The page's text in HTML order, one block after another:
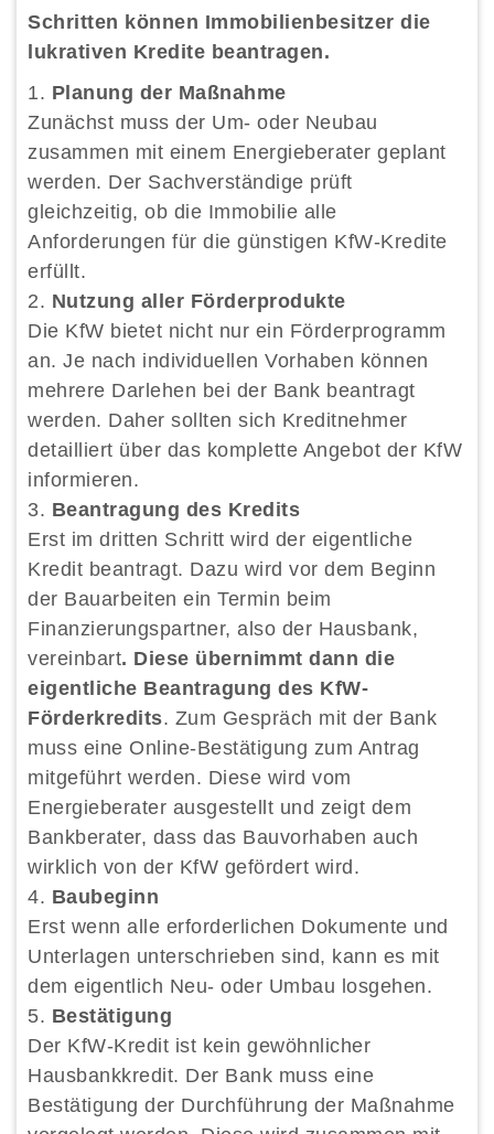
Schritten können Immobilienbesitzer die
lukrativen Kredite beantragen.
Planung der Maßnahme
Zunächst muss der Um- oder Neubau
zusammen mit einem Energieberater geplant
werden. Der Sachverständige prüft
gleichzeitig, ob die Immobilie alle
Anforderungen für die günstigen KfW-Kredite
erfüllt.
Nutzung aller Förderprodukte
Die KfW bietet nicht nur ein Förderprogramm
an. Je nach individuellen Vorhaben können
mehrere Darlehen bei der Bank beantragt
werden. Daher sollten sich Kreditnehmer
detailliert über das komplette Angebot der KfW
informieren.
Beantragung des Kredits
Erst im dritten Schritt wird der eigentliche
Kredit beantragt. Dazu wird vor dem Beginn
der Bauarbeiten ein Termin beim
Finanzierungspartner, also der Hausbank,
vereinbart. Diese übernimmt dann die
eigentliche Beantragung des KfW-
Förderkredits. Zum Gespräch mit der Bank
muss eine Online-Bestätigung zum Antrag
mitgeführt werden. Diese wird vom
Energieberater ausgestellt und zeigt dem
Bankberater, dass das Bauvorhaben auch
wirklich von der KfW gefördert wird.
Baubeginn
Erst wenn alle erforderlichen Dokumente und
Unterlagen unterschrieben sind, kann es mit
dem eigentlich Neu- oder Umbau losgehen.
Bestätigung
Der KfW-Kredit ist kein gewöhnlicher
Hausbankkredit. Der Bank muss eine
Bestätigung der Durchführung der Maßnahme